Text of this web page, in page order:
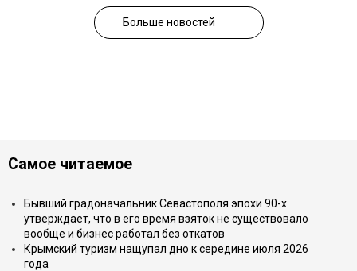
Больше новостей
Самое читаемое
Бывший градоначальник Севастополя эпохи 90-х
утверждает, что в его время взяток не существовало
вообще и бизнес работал без откатов
Крымский туризм нащупал дно к середине июля 2026
года